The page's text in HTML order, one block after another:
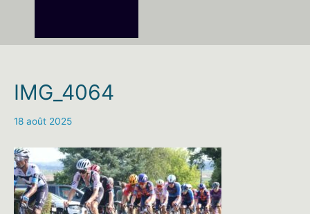
IMG_4064
18 août 2025